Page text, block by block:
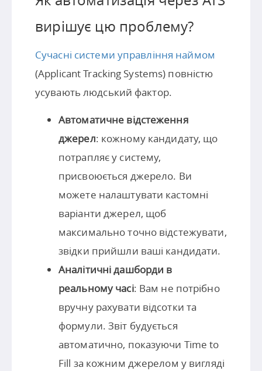
вирішує цю проблему?
Сучасні системи управління наймом
(Applicant Tracking Systems) повністю
усувають людський фактор.
Автоматичне відстеження
джерел: кожному кандидату, що
потрапляє у систему,
присвоюється джерело. Ви
можете налаштувати кастомні
варіанти джерел, щоб
максимально точно відстежувати,
звідки прийшли ваші кандидати.
Аналітичні дашборди в
реальному часі: Вам не потрібно
вручну рахувати відсотки та
формули. Звіт будується
автоматично, показуючи Time to
Fill за кожним джерелом у вигляді